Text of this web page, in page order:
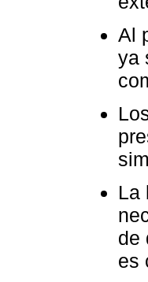
Al
ya
La
de
es